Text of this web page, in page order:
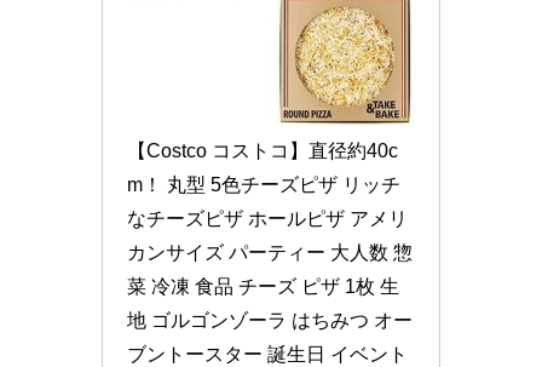
【Costco コストコ】直径約40c
m！ 丸型 5色チーズピザ リッチ
なチーズピザ ホールピザ アメリ
カンサイズ パーティー 大人数 惣
菜 冷凍 食品 チーズ ピザ 1枚 生
地 ゴルゴンゾーラ はちみつ オー
ブントースター 誕生日 イベント